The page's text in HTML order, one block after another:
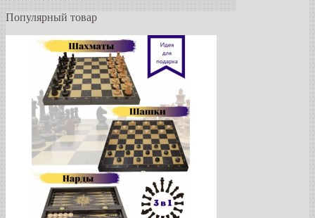
Популярный товар